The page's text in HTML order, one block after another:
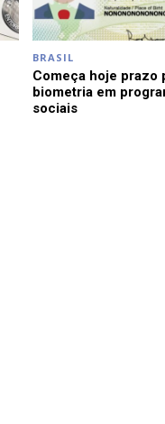
BRASIL
Começa hoje prazo
biometria em
sociais